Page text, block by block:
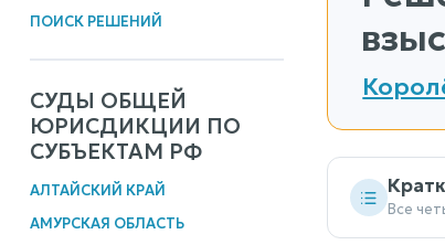
ПОИСК РЕШЕНИЙ
СУДЫ ОБЩЕЙ
ЮРИСДИКЦИИ ПО
СУБЪЕКТАМ РФ
АЛТАЙСКИЙ КРАЙ
АМУРСКАЯ ОБЛАСТЬ
Все